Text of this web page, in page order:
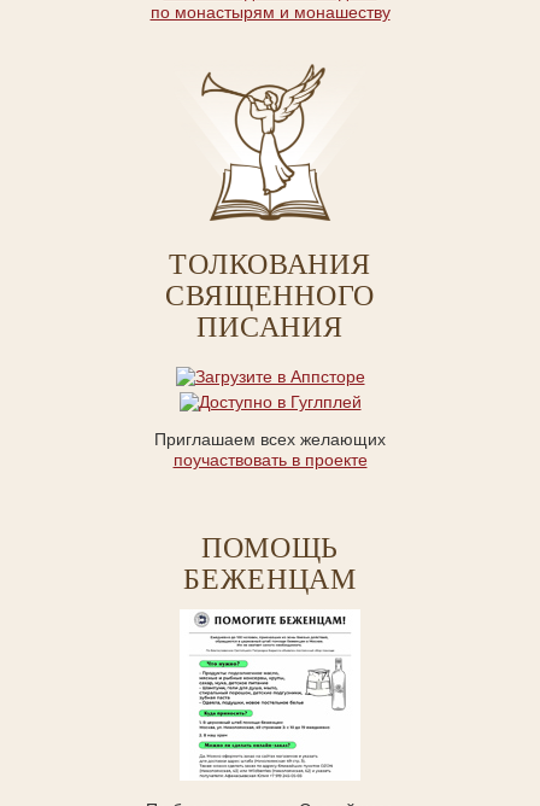
по монастырям и монашеству
ТОЛКОВАНИЯ
СВЯЩЕННОГО
ПИСАНИЯ
Приглашаем всех желающих
поучаствовать в проекте
ПОМОЩЬ
БЕЖЕНЦАМ